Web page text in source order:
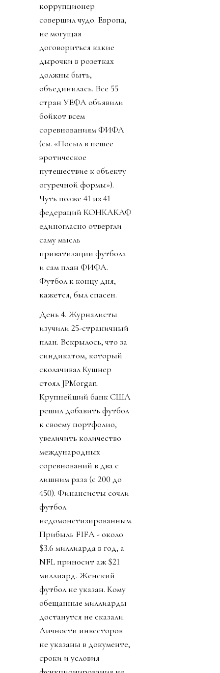
коррупционер
совершил чудо. Европа,
не могущая
договориться какие
дырочки в розетках
должны быть,
объединилась. Все 55
стран УЕФА объявили
бойкот всем
соревнованиям ФИФА
(см. «Посыл в пешее
эротическое
путешествие к объекту
огуречной формы»).
Чуть позже 41 из 41
федераций КОНКАКАФ
единогласно отвергли
саму мысль
приватизации футбола
и сам план ФИФА.
Футбол к концу дня,
кажется, был спасен.
День 4. Журналисты
изучили 25-страничный
план. Вскрылось, что за
синдикатом, который
сколачивал Кушнер
стоял JPMorgan.
Крупнейший банк США
решил добавить футбол
к своему портфолио,
увеличить количество
международных
соревнований в два с
лишним раза (с 200 до
450). Финансисты сочли
футбол
недомонетизированным.
Прибыль FIFA - около
$3.6 миллиарда в год, а
NFL приносит аж $21
миллиард. Женский
футбол не указан. Кому
обещанные миллиарды
достанутся не сказали.
Личности инвесторов
не указаны в документе,
сроки и условия